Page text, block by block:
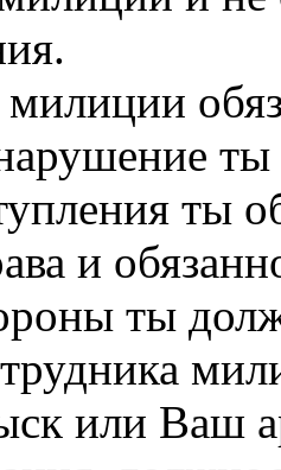
ты
и
ты
или Ваш